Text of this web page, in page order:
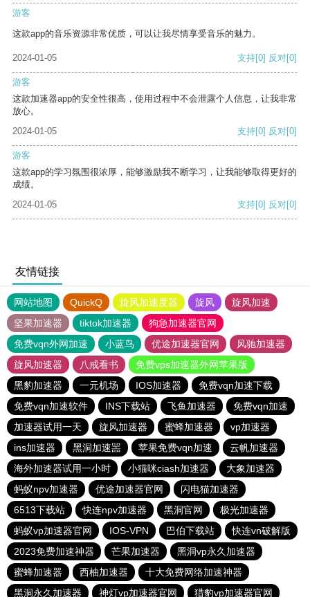
游客
这款app的音乐资源非常优质，可以让我尽情享受音乐的魅力。
2024-01-05 支持[0] 反对[0]
游客
这款加速器app的安全性很高，使用过程中不会泄露个人信息，让我非常
放心。
2024-01-05
支持[0] 反对[0]
游客
这款app的学习氛围很浓厚，能够激励我不断学习，让我能够取得更好的
成绩。
2024-01-05
支持[0] 反对[0]
友情链接
网站地图 QuickQ 旋风加速度器 旋风
旋风加速
坚果加速器
tiktok加速器
狗急加速器官网
免费vqn外网加速
小蓝鸟 优途加速器官网
风驰加速器
旋风加速器
八戒看书
免费vps加速器外网苹果版
黑豹加速器
一元机场 IOS加速器
免费vqn加速下载
免费vqn加速软件
INS下载站 飞鱼加速器
免费vqn加速
加速器试用一天
旋风加速器 蜜蜂加速器
vp加速器
ins加速器
黑洞加速噐 苹果免费vqn加速
云帆加速器
海外加速器试用一小时
小猫咪ciash加速器
大象加速器
蚂蚁npv加速器
优途加速器官网
闪电猫加速器
6513下载站
快连npv加速器 黑洞官网
极光加速器
蚂蚁vp加速器官网
IOS-VPN 巴伯下载站
快连vn破解版
2023免费加速神器
芒果加速器
黑洞vp永久加速器
蜜蜂加速器
西柚加速器
十大免费网络加速神器
黑洞永久加速器
神灯vp加速器官网 猎豹vp加速器官网